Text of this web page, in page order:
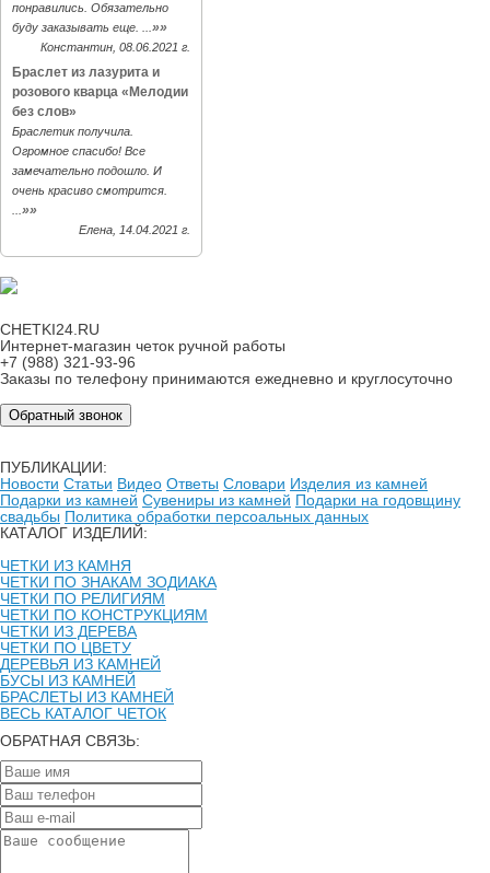
понравились. Обязательно
буду заказывать еще. ... »»
Константин, 08.06.2021 г.
Браслет из лазурита и
розового кварца «Мелодии
без слов»
Браслетик получила.
Огромное спасибо! Все
замечательно подошло. И
очень красиво смотрится.
»»
Елена, 14.04.2021 г.
CHETKI24.RU
Интернет-магазин четок ручной работы
+7 (988) 321-93-96
Заказы по телефону принимаются ежедневно и круглосуточно
Обратный звонок
ПУБЛИКАЦИИ:
Новости Статьи Видео Ответы Словари Изделия из камней
Подарки из камней Сувениры из камней Подарки на годовщину
свадьбы Политика обработки персоальных данных
КАТАЛОГ ИЗДЕЛИЙ:
ЧЕТКИ ИЗ КАМНЯ
ЧЕТКИ ПО ЗНАКАМ ЗОДИАКА
ЧЕТКИ ПО РЕЛИГИЯМ
ЧЕТКИ ПО КОНСТРУКЦИЯМ
ЧЕТКИ ИЗ ДЕРЕВА
ЧЕТКИ ПО ЦВЕТУ
ДЕРЕВЬЯ ИЗ КАМНЕЙ
БУСЫ ИЗ КАМНЕЙ
БРАСЛЕТЫ ИЗ КАМНЕЙ
ВЕСЬ КАТАЛОГ ЧЕТОК
ОБРАТНАЯ СВЯЗЬ: